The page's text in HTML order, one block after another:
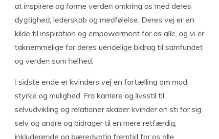
at inspirere og forme verden omkring os med deres
dygtighed, lederskab og medfølelse. Deres vej er en
kilde til inspiration og empowerment for os alle, og vi er
taknemmelige for deres uendelige bidrag til samfundet
og verden som helhed.
I sidste ende er kvinders vej en fortælling om mod,
styrke og mulighed. Fra karriere og livsstil til
selvudvikling og relationer skaber kvinder en sti for sig
selv og andre og bidrager til en mere retfærdig,
inkluderende og bæredygtig fremtid for os alle.